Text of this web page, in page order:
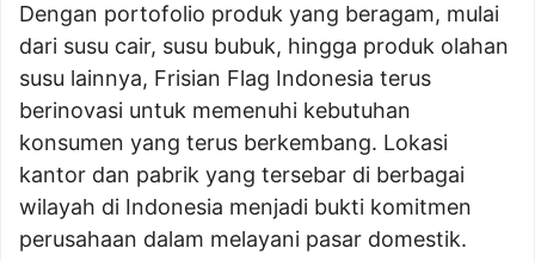
Dengan portofolio produk yang beragam, mulai
dari susu cair, susu bubuk, hingga produk olahan
susu lainnya, Frisian Flag Indonesia terus
berinovasi untuk memenuhi kebutuhan
konsumen yang terus berkembang. Lokasi
kantor dan pabrik yang tersebar di berbagai
wilayah di Indonesia menjadi bukti komitmen
perusahaan dalam melayani pasar domestik.